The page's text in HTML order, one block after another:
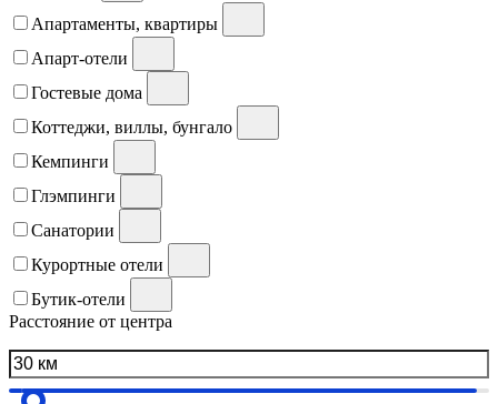
Апартаменты, квартиры
Апарт-отели
Гостевые дома
Коттеджи, виллы, бунгало
Кемпинги
Глэмпинги
Санатории
Курортные отели
Бутик-отели
Расстояние от центра